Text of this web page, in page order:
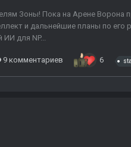
Зоны! Пока на Арене Ворона
и дальнейшие планы по его
для NP...
9 комментариев 6